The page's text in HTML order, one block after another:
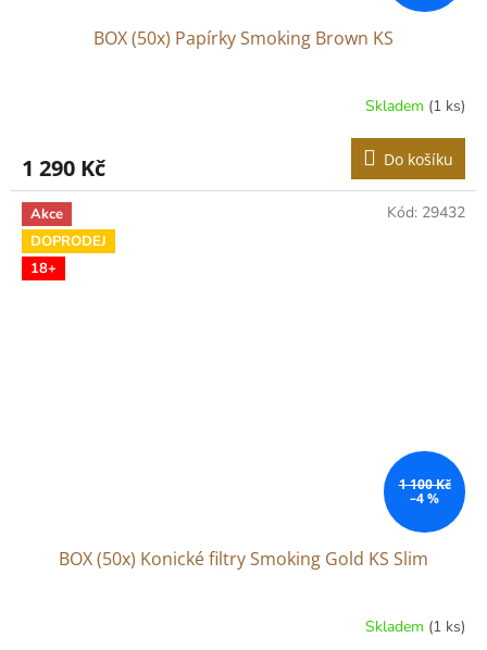
BOX (50x) Papírky Smoking Brown KS
Skladem (1 ks)
1 290 Kč Do košíku
Akce
DOPRODEJ
18+
1 100 Kč
–4 %
BOX (50x) Konické filtry Smoking Gold KS Slim
Skladem (1 ks)
Kód: 29432